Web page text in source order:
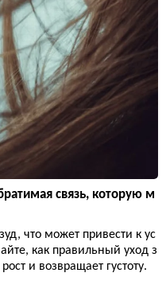
связь, которую м
что может привести к ус
как правильный уход з
и возвращает густоту.